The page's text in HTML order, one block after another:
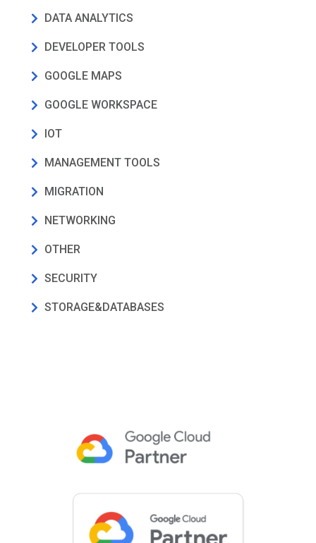
DATA ANALYTICS
DEVELOPER TOOLS
GOOGLE MAPS
GOOGLE WORKSPACE
IOT
MANAGEMENT TOOLS
MIGRATION
NETWORKING
OTHER
SECURITY
STORAGE&DATABASES